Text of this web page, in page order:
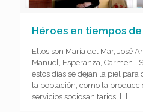
Héroes en tiempos
Ellos son María del Mar, José
Manuel, Esperanza, Carmen…
estos días se dejan la piel para
la población, como la
servicios sociosanitarios, […]